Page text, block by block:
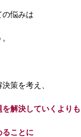
の悩みは
策を考え、
解決していくよりも
ることに